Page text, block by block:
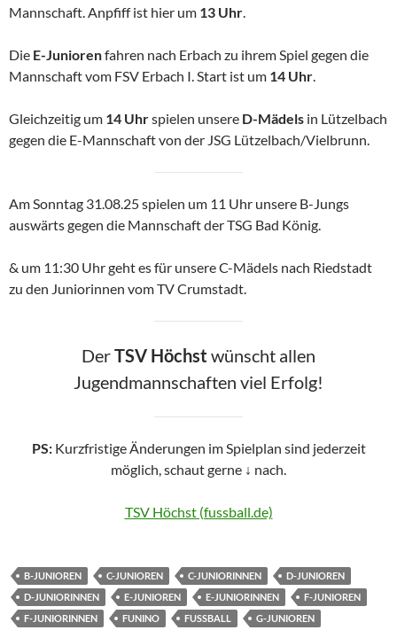
Mannschaft. Anpfiff ist hier um 13 Uhr
Die E-Juniorenfahren nach Erbach zu ihrem Spiel gegen die
Mannschaft vom FSV Erbach I. Start ist um 14 Uhr
Gleichzeitig um 14 Uhrspielen unsere D-Mädels in Lützelbach
gegen die E-Mannschaft von der JSG Lützelbach/Vielbrunn.
Am Sonntag 31.08.25 spielen um 11 Uhr unsere B-Jungs
auswärts gegen die Mannschaft der TSG Bad König.
& um 11:30 Uhr geht es für unsere C-Mädels nach Riedstadt
zu den Juniorinnen vom TV Crumstadt.
DerTSV Höchst wünscht allen
Jugendmannschaften viel Erfolg!
PS: Kurzfristige Änderungen im Spielplan sind jederzeit
möglich, schaut gerne ↓ nach.
TSV Höchst (fussball.de)
B-JUNIOREN C-JUNIOREN C-JUNIORINNEN
D-JUNIOREN
D-JUNIORINNEN
E-JUNIOREN E-JUNIORINNEN
F-JUNIOREN
F-JUNIORINNEN
FUNINO FUSSBALL
G-JUNIOREN